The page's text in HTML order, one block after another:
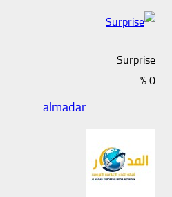
Surprise
0
%
almadar